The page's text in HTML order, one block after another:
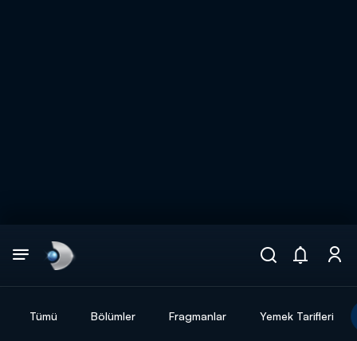
Tümü Bölümler Fragmanlar Yemek Tarifleri